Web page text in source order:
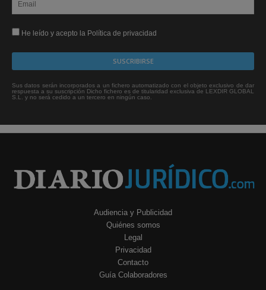
He leído y acepto la Política de privacidad
Sus datos serán incorporados a un fichero automatizado con el objeto exclusivo de dar
respuesta a su suscripción Dicho fichero es de titularidad exclusiva de LEXDIR GLOBAL
S.L. y no será cedido a un tercero en ningún caso.
Audiencia y Publicidad
Quiénes somos
Legal
Privacidad
Contacto
Guía Colaboradores